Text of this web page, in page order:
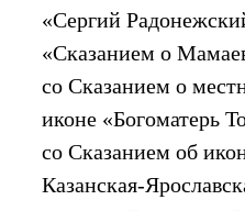
«Сергий
«Сказанием о
со Сказанием о
иконе «Богоматерь
со Сказанием об
Казанская-